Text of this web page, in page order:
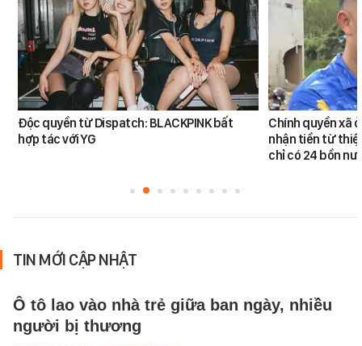
Độc quyền từ Dispatch: BLACKPINK bất
hợp tác với YG
Chính quyền xã
nhận tiền từ
chỉ có 24 bồn
TIN MỚI CẬP NHẬT
Ô tô lao vào nhà trẻ giữa ban ngày, nhiều
người bị thương